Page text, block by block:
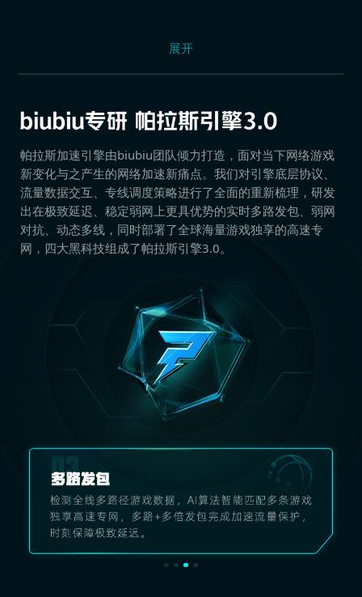
展开
帕拉斯加速引擎由biubiu团队倾力打造，面对当下网络游戏
新变化与之产生的网络加速新痛点。我们对引擎底层协议、
流量数据交互、专线调度策略进行了全面的重新梳理，研发
出在极致延迟、稳定弱网上更具优势的实时多路发包、弱网
对抗、动态多线，同时部署了全球海量游戏独享的高速专
网，四大黑科技组成了帕拉斯引擎3.0。